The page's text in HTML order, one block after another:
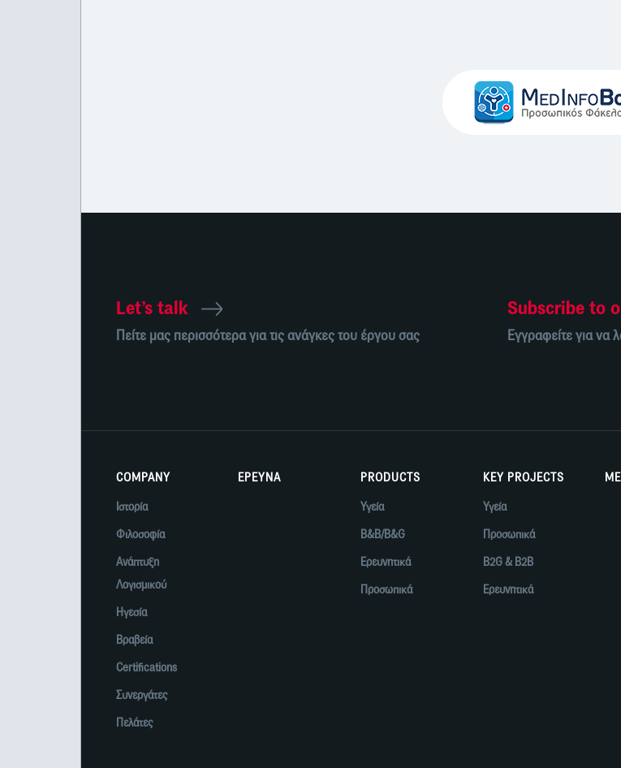
Let’s talk
Πείτε μας περισσότερα για τις ανάγκες του έργου σας
Subscribe to
Εγγραφείτε για να
COMPANY
Ιστορία
Φιλοσοφία
Ανάπτυξη
Λογισμικού
Ηγεσία
Βραβεία
Certifications
Συνεργάτες
Πελάτες
ΕΡΕΥΝΑ PRODUCTS
Υγεία
B&B/B&G
Ερευνητικά
Προσωπικά
KEY PROJECTS
Υγεία
Προσωπικά
B2G & B2B
Ερευνητικά